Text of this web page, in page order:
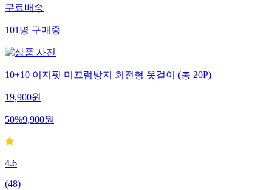
무료배송
101 명 구매중
10+10 이지핏 미끄럼방지 회전형 옷걸이 (총 20P)
19,900원
50%9,900원
4.6
(48)